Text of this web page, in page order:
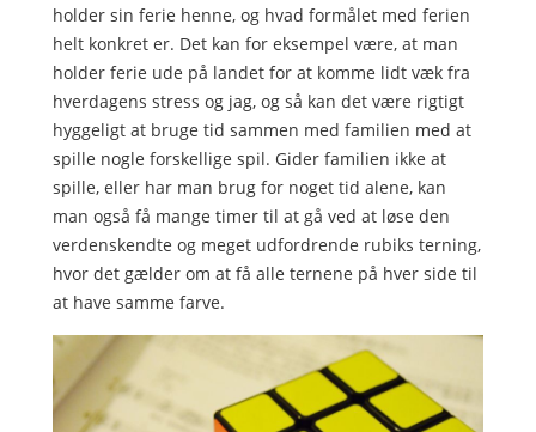
holder sin ferie henne, og hvad formålet med ferien
helt konkret er. Det kan for eksempel være, at man
holder ferie ude på landet for at komme lidt væk fra
hverdagens stress og jag, og så kan det være rigtigt
hyggeligt at bruge tid sammen med familien med at
spille nogle forskellige spil. Gider familien ikke at
spille, eller har man brug for noget tid alene, kan
man også få mange timer til at gå ved at løse den
verdenskendte og meget udfordrende rubiks terning,
hvor det gælder om at få alle ternene på hver side til
at have samme farve.